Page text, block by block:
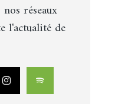
réseaux
l'actualité de